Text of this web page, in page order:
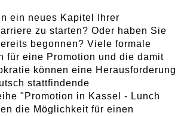
ein neues Kapitel Ihrer
zu starten? Oder haben Sie
begonnen? Viele formale
für eine Promotion und die damit
können eine Herausforderung
stattfindende
"Promotion in Kassel - Lunch
die Möglichkeit für einen